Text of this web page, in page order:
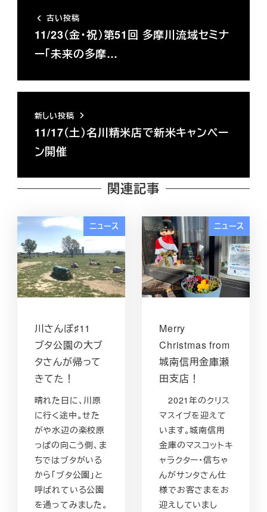
古い投稿
11/23（金・祝）第51回 多摩川流域セミナ
ー「未来の多摩…
新しい投稿
11/17（土）名川精米店で新米キャンペー
ン開催
関連記事
ニュース
川さんぽ♯11
ブタ公園の大ブ
タさんが帰って
きてた！
晴れた日に、川原
に行く途中。せた
がや水辺の楽校原
っぱの向こう側、ま
ちではブタがいる
から「ブタ公園」と
呼ばれている公園
を通ってみました。
ニュース
Merry
Christmas from
城南信用金庫瀬
田支店！
2021年のクリス
マスイブを迎えて
います。城南信用
金庫のマスコットキ
ャラクター・信ちゃ
んがサンタさん仕
様でお客さまをお
迎えしていまし